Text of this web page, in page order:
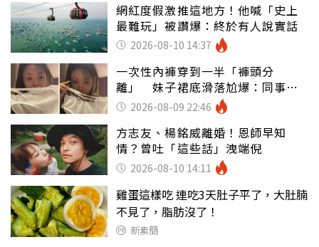
網紅度假激推這地方！他喊「史上
最難玩」被讚爆：終於有人說實話
2026-08-10 14:37
一次性內褲穿到一半「褲頭分
離」 妹子裙底滑落尬爆：同事全
看光2026-08-09 22:46
方志友、楊銘威離婚！恩師早知
情？曾吐「這些話」洩端倪
2026-08-10 14:11
雞蛋這樣吃 連吃3天肚子平了，大肚腩
不見了，脂肪沒了！
新素簡